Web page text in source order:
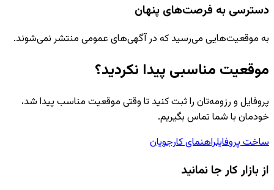
دسترسی به فرصت‌های پنهان
به موقعیت‌هایی می‌رسید که در آگهی‌های عمومی منتشر نمی‌شوند.
موقعیت مناسبی پیدا نکردید؟
پروفایل و رزومه‌تان را ثبت کنید تا وقتی موقعیت مناسب پیدا شد،
خودمان با شما تماس بگیریم.
ساخت پروفایلراهنمای کارجویان
از بازار کار جا نمانید